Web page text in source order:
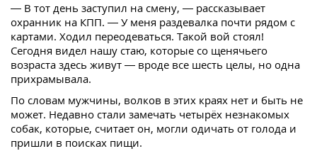
— В тот день заступил на смену, — рассказывает
охранник на КПП. — У меня раздевалка почти рядом с
картами. Ходил переодеваться. Такой вой стоял!
Сегодня видел нашу стаю, которые со щенячьего
возраста здесь живут — вроде все шесть целы, но одна
прихрамывала.
По словам мужчины, волков в этих краях нет и быть не
может. Недавно стали замечать четырёх незнакомых
собак, которые, считает он, могли одичать от голода и
пришли в поисках пищи.